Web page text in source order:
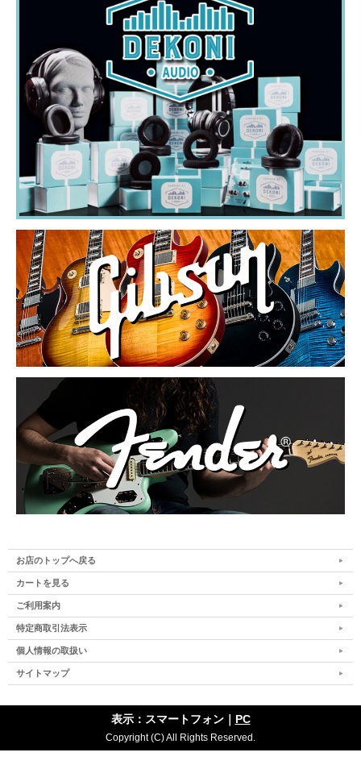
お店のトップへ戻る
カートを見る
ご利用案内
特定商取引法表示
個人情報の取扱い
サイトマップ
表示：スマートフォン｜ PC
Copyright (C) All Rights Reserved.